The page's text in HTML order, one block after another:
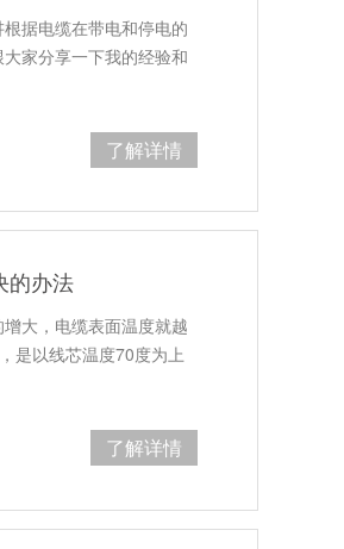
据电缆在带电和停电的
家分享一下我的经验和
了解详情
的办法
大，电缆表面温度就越
是以线芯温度70度为上
了解详情